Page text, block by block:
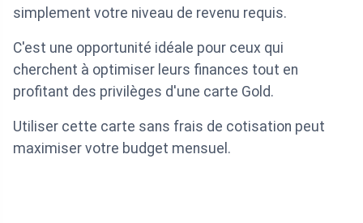
simplement votre niveau de revenu requis.
C'est une opportunité idéale pour ceux qui
cherchent à optimiser leurs finances tout en
profitant des privilèges d'une carte Gold.
Utiliser cette carte sans frais de cotisation peut
maximiser votre budget mensuel.